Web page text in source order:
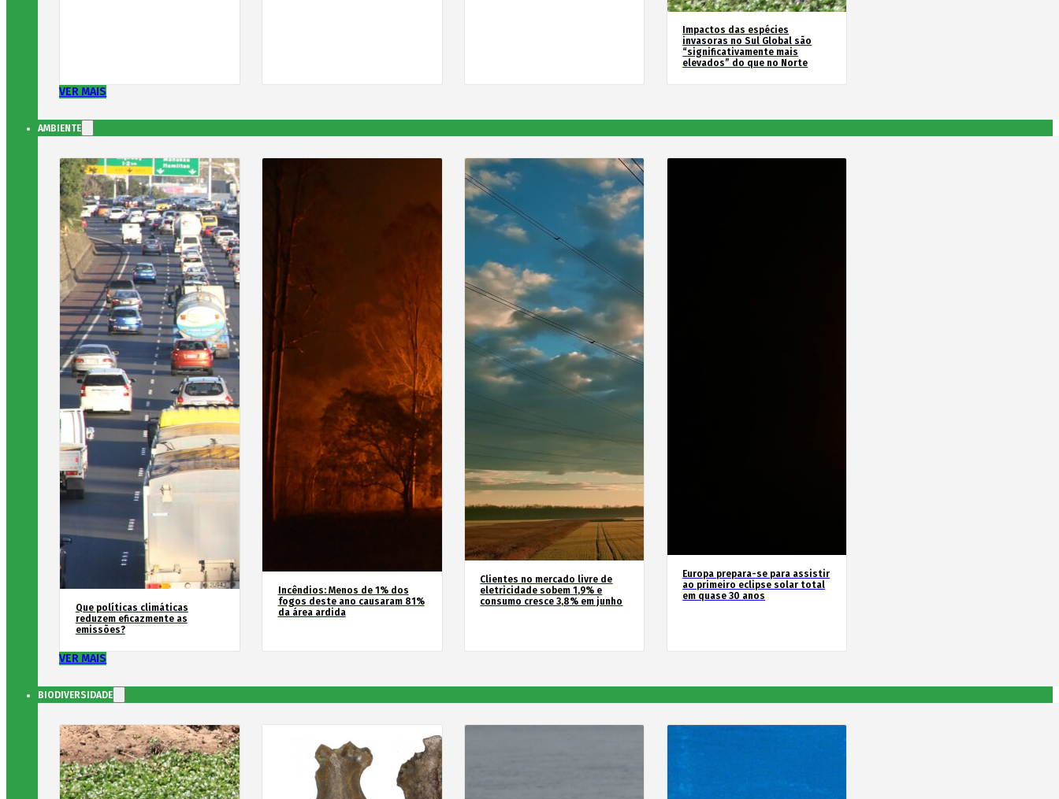
Impactos das espécies
invasoras no Sul Global são
“significativamente mais
elevados” do que no Norte
VER MAIS
AMBIENTE
Que políticas climáticas
reduzem eficazmente as
emissões?
Incêndios: Menos de 1% dos
fogos deste ano causaram 81%
da área ardida
Clientes no mercado livre de
eletricidade sobem 1,9% e
consumo cresce 3,8% em junho
Europa prepara-se para assistir
ao primeiro eclipse solar total
em quase 30 anos
VER MAIS
BIODIVERSIDADE